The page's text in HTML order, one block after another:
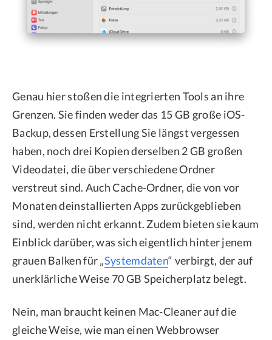
Genau hier stoßen die integrierten Tools an ihre
Grenzen. Sie finden weder das 15 GB große iOS-
Backup, dessen Erstellung Sie längst vergessen
haben, noch drei Kopien derselben 2 GB großen
Videodatei, die über verschiedene Ordner
verstreut sind. Auch Cache-Ordner, die von vor
Monaten deinstallierten Apps zurückgeblieben
sind, werden nicht erkannt. Zudem bieten sie kaum
Einblick darüber, was sich eigentlich hinter jenem
grauen Balken für „Systemdaten“ verbirgt, der auf
unerklärliche Weise 70 GB Speicherplatz belegt.
Nein, man braucht keinen Mac-Cleaner auf die
gleiche Weise, wie man einen Webbrowser